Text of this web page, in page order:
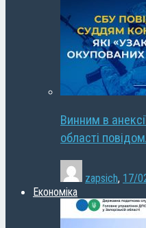
Винним в
області
zapsich, 17/
Економіка